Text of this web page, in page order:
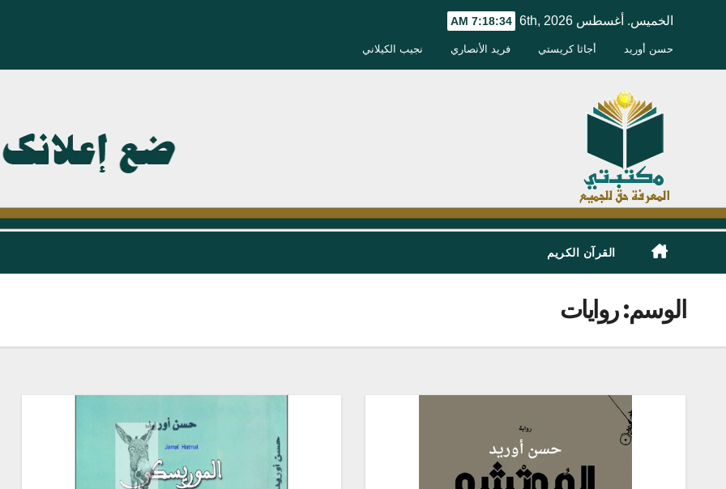
الخميس. أغسطس 6th, 2026 7:18:35 AM
حسن أوريد أجاثا كريستي فريد الأنصاري نجيب الكيلاني
القرآن الكريم
الوسم:روايات